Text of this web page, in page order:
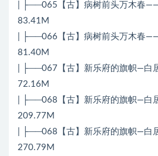
| ├──065【古】病树前头万木春
83.41M
| ├──066【古】病树前头万木春
81.40M
| ├──067【古】新乐府的旗帜―白
72.16M
| ├──068【古】新乐府的旗帜―白
209.77M
| ├──068【古】新乐府的旗帜―白
270.79M